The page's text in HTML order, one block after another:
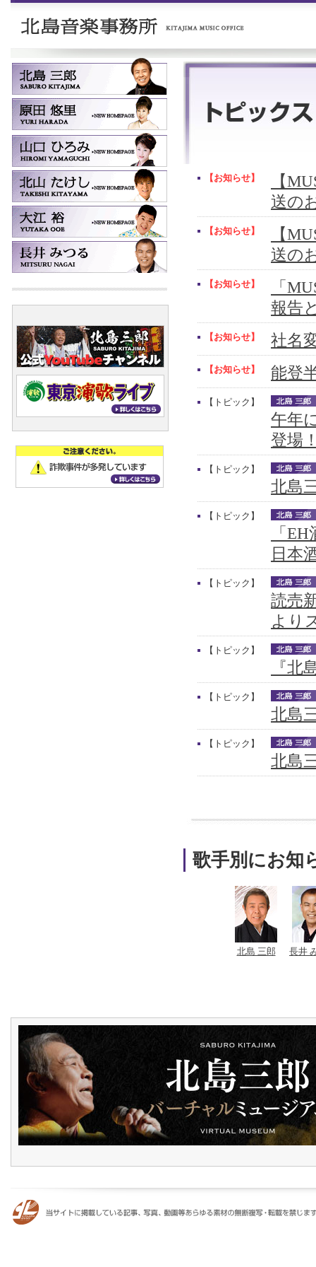
【お知らせ】
【
送の
【お知らせ】
【
送の
【お知らせ】
「
報告
【お知らせ】 社名
【お知らせ】 能登
【トピック】
午年
登場
【トピック】
北島
【トピック】
「
日本
【トピック】
読売
より
【トピック】
『北
【トピック】
北島
【トピック】
北島
歌手別にお知
北島 三郎 長井